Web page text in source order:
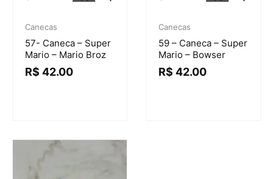
Canecas
57- Caneca – Super
Mario – Mario Broz
R$ 42.00
Canecas
59 – Caneca – Super
Mario – Bowser
R$ 42.00